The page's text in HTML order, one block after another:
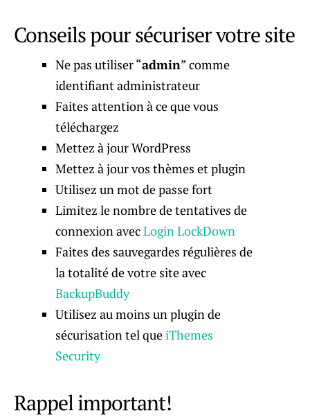
Conseils pour sécuriser votre site
Ne pas utiliser “admin” comme
identifiant administrateur
Faites attention à ce que vous
téléchargez
Mettez à jour WordPress
Mettez à jour vos thèmes et plugin
Utilisez un mot de passe fort
Limitez le nombre de tentatives de
connexion avecLogin LockDown
Faites des sauvegardes régulières de
la totalité de votre site avec
BackupBuddy
Utilisez au moins un plugin de
sécurisation tel queiThemes
Security
Rappel important!